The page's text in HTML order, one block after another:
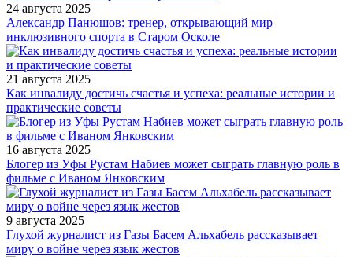
24 августа 2025
Александр Панюшов: тренер, открывающий мир
инклюзивного спорта в Старом Осколе
21 августа 2025
Как инвалиду достичь счастья и успеха: реальные истории и
практические советы
16 августа 2025
Блогер из Уфы Рустам Набиев может сыграть главную роль в
фильме с Иваном Янковским
9 августа 2025
Глухой журналист из Газы Басем Альхабель рассказывает
миру о войне через язык жестов